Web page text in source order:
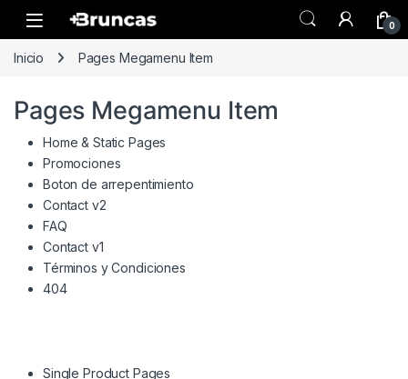
Skip to navigation
Skip to content
0
Inicio Pages Megamenu Item
Pages Megamenu Item
Home & Static Pages
Promociones
Boton de arrepentimiento
Contact v2
FAQ
Contact v1
Términos y Condiciones
404
Single Product Pages